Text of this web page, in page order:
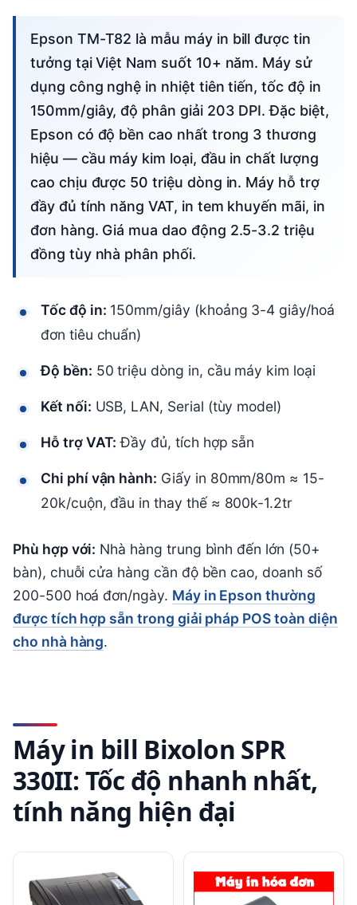
Epson TM-T82 là mẫu máy in bill được tin
tưởng tại Việt Nam suốt 10+ năm. Máy sử
dụng công nghệ in nhiệt tiên tiến, tốc độ in
150mm/giây, độ phân giải 203 DPI. Đặc biệt,
Epson có độ bền cao nhất trong 3 thương
hiệu — cầu máy kim loại, đầu in chất lượng
cao chịu được 50 triệu dòng in. Máy hỗ trợ
đầy đủ tính năng VAT, in tem khuyến mãi, in
đơn hàng. Giá mua dao động 2.5-3.2 triệu
đồng tùy nhà phân phối.
Tốc độ in: 150mm/giây (khoảng 3-4 giây/hoá
đơn tiêu chuẩn)
Độ bền: 50 triệu dòng in, cầu máy kim loại
Kết nối: USB, LAN, Serial (tùy model)
Hỗ trợ VAT: Đầy đủ, tích hợp sẵn
Chi phí vận hành: Giấy in 80mm/80m ≈ 15-
20k/cuộn, đầu in thay thế ≈ 800k-1.2tr
Phù hợp với: Nhà hàng trung bình đến lớn (50+
bàn), chuỗi cửa hàng cần độ bền cao, doanh số
200-500 hoá đơn/ngày. Máy in Epson thường
được tích hợp sẵn trong giải pháp POS toàn diện
cho nhà hàng.
Máy in bill Bixolon SPR
330II: Tốc độ nhanh nhất,
tính năng hiện đại